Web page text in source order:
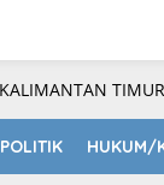
POLITIK HUKUM/